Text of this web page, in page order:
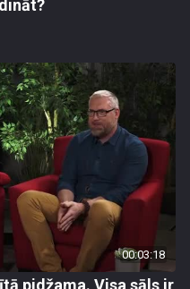
00:03:18
pidžama. Visa sāls ir